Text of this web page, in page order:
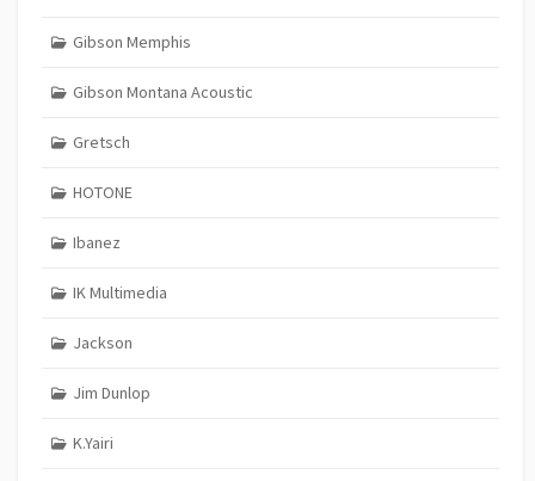
Gibson Memphis
Gibson Montana Acoustic
Gretsch
HOTONE
Ibanez
IK Multimedia
Jackson
Jim Dunlop
K.Yairi